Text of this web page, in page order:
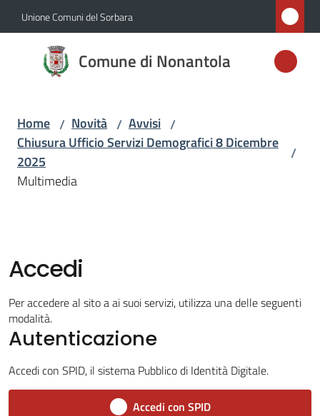
Vai al contenuto
Vai alla navigazione
Vai al footer
Unione Comuni del Sorbara
Comune di Nonantola
Comune di
Nonantola
Amministrazione
Novità
Menu selezionato
Nonantola
Tutti
gli
Home / Novità / Avvisi /
Chiusura Ufficio Servizi Demografici 8 Dicembre
2025
/
Multimedia
Accedi
Per accedere al sito a ai suoi servizi, utilizza una delle seguenti
modalità.
Autenticazione
Accedi con SPID, il sistema Pubblico di Identità Digitale.
Accedi con SPID